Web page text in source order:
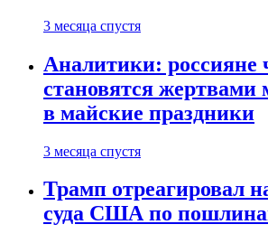
3 месяца спустя
Аналитики: россияне
становятся
в майские праздники
3 месяца спустя
Трамп отреагировал
суда США по